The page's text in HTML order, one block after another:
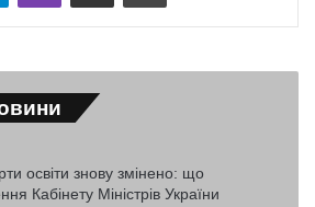
освіти знову змінено: що
Кабінету Міністрів України